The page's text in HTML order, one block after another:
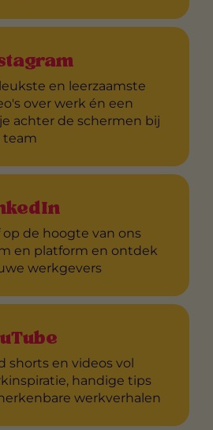
en leerzaamste
over werk én een
achter de schermen bij
team
op de hoogte van ons
en platform en ontdek
werkgevers
shorts en videos vol
handige tips
werkverhalen